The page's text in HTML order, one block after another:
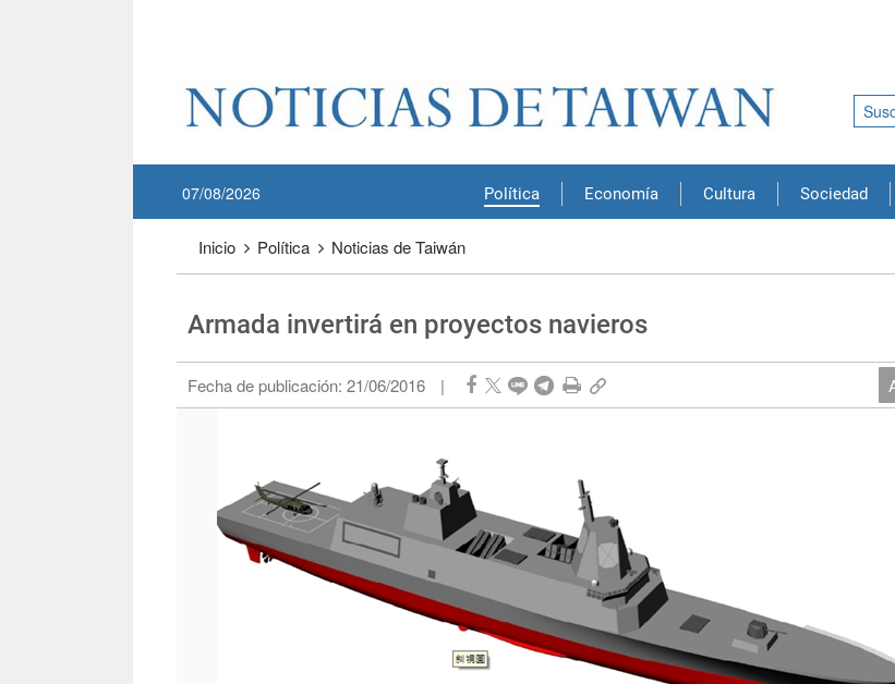
Política Economía Cultura Sociedad
07/08/2026
Inicio Política Noticias de Taiwán
Armada invertirá en proyectos navieros
Fecha de publicación: 21/06/2016 |